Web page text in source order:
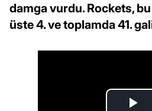
damga vurdu. Rockets,
üste 4. ve toplamda 41.